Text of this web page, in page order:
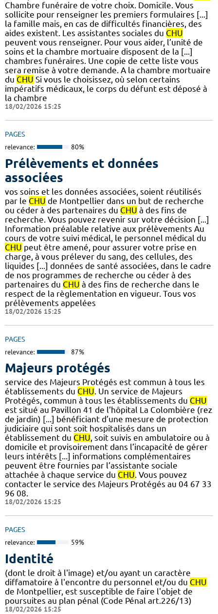
Chambre funéraire de votre choix. Domicile. Vous
sollicite pour renseigner les premiers formulaires [...]
la famille mais, en cas de difficultés financières, des
aides existent. Les assistantes sociales du CHU
peuvent vous renseigner. Pour vous aider, l’unité de
soins et la chambre mortuaire disposent de la [...]
chambres funéraires. Une copie de cette liste vous
sera remise à votre demande. A la chambre mortuaire
du CHU Si vous le choisissez, où selon certains
impératifs médicaux, le corps du défunt est déposé à
la chambre
18/02/2026 15:25
PAGES
relevance: 80%
Prélèvements et données
associées
vos soins et les données associées, soient réutilisés
par le CHU de Montpellier dans un but de recherche
ou céder à des partenaires du CHU à des fins de
recherche. Vous pouvez revenir sur votre décision [...]
Information préalable relative aux prélèvements Au
cours de votre suivi médical, le personnel médical du
CHU peut être amené, pour assurer votre prise en
charge, à vous prélever du sang, des cellules, des
liquides [...] données de santé associées, dans le cadre
de nos programmes de recherche ou céder à des
partenaires du CHU à des fins de recherche dans le
respect de la règlementation en vigueur. Tous vos
prélèvements appelées
18/02/2026 15:25
PAGES
relevance: 87%
Majeurs protégés
service des Majeurs Protégés est commun à tous les
établissements du CHU. Un service de Majeurs
Protégés, commun à tous les établissements du CHU
est situé au Pavillon 41 de l’hôpital La Colombière (rez
de jardin) [...] bénéficiant d’une mesure de protection
judiciaire qui sont soit hospitalisés dans un
établissement du CHU, soit suivis en ambulatoire ou à
domicile et provisoirement dans l’incapacité de gérer
leurs intérêts [...] informations complémentaires
peuvent être fournies par l’assistante sociale
attachée à chaque service du CHU. Vous pouvez
contacter le service des Majeurs Protégés au 04 67 33
96 08.
18/02/2026 15:25
PAGES
relevance: 59%
Identité
(dont le droit à l'image) et/ou ayant un caractère
diffamatoire à l'encontre du personnel et/ou du CHU
de Montpellier, est susceptible de faire l'objet de
poursuites au plan pénal (Code Pénal art.226/13)
18/02/2026 15:25